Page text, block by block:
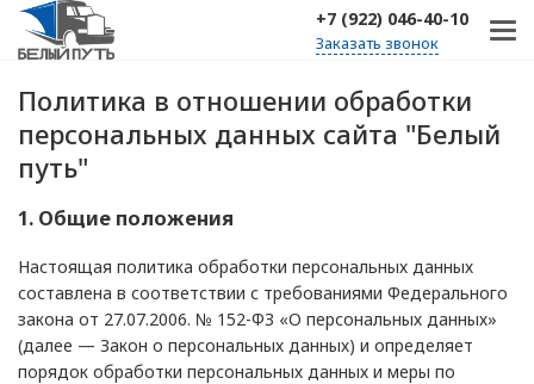
+7 (922) 046-40-10
Заказать звонок
Политика в отношении обработки
персональных данных сайта "Белый
путь"
1. Общие положения
Настоящая политика обработки персональных данных
составлена в соответствии с требованиями Федерального
закона от 27.07.2006. № 152-ФЗ «О персональных данных»
(далее — Закон о персональных данных) и определяет
порядок обработки персональных данных и меры по